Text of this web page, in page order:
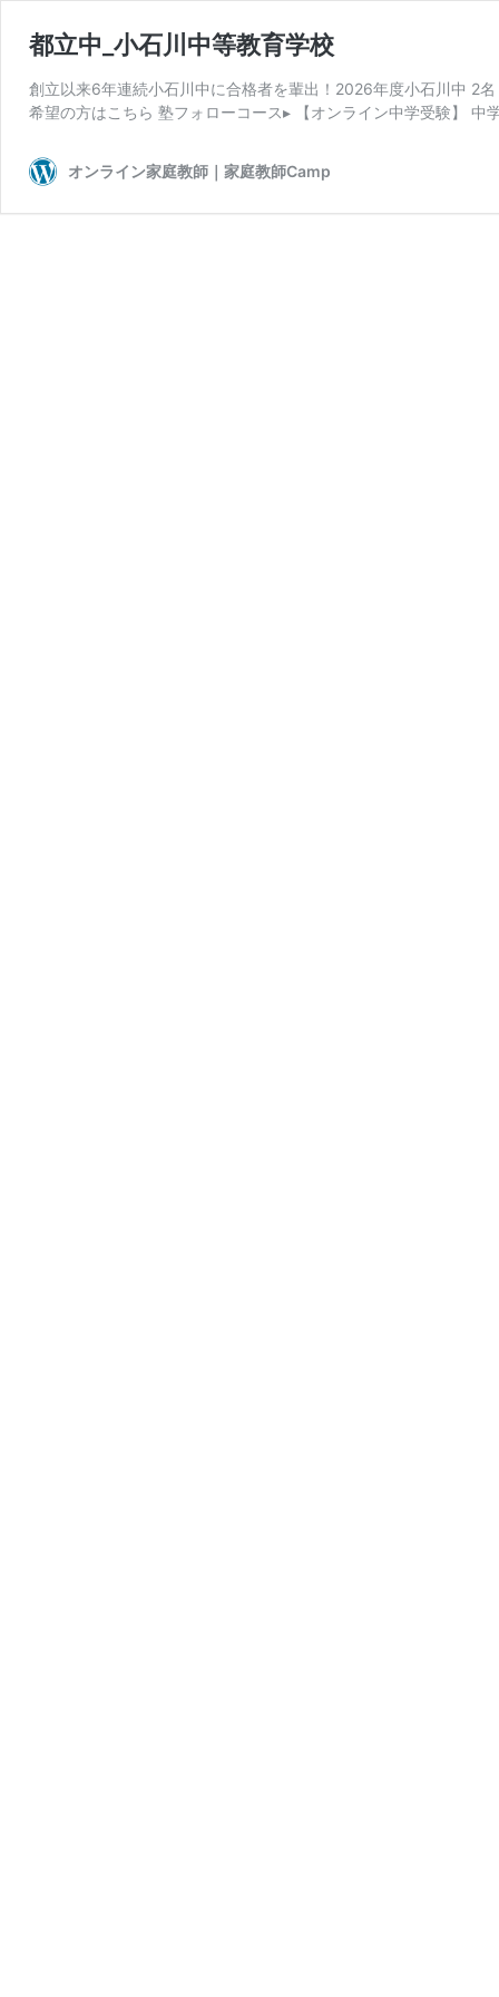
都立中_小石川中等教育学校
創立以来6年連続小石川中に合格者を輩出！2026年度小石川中 2
希望の方はこちら 塾フォローコース▸ 【オンライン中学受験】
オンライン家庭教師｜家庭教師Camp